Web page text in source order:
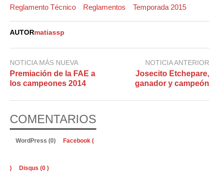
Reglamento Técnico
Reglamentos Temporada 2015
AUTORmatiassp
NOTICIA MÁS NUEVA
Premiación de la FAE a
los campeones 2014
NOTICIA ANTERIOR
Josecito Etchepare,
ganador y campeón
COMENTARIOS
WordPress (0) Facebook (
) Disqus (0 )